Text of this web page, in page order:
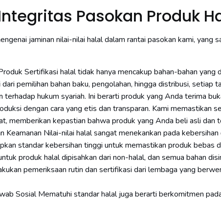
Pasokan Produk
jaminan nilai-nilai halal dalam rantai pasokan kami, yang
Sertifikasi halal tidak hanya mencakup bahan-bahan yang
pemilihan bahan baku, pengolahan, hingga distribusi, setiap
terhadap hukum syariah. Ini berarti produk yang Anda terima
dengan cara yang etis dan transparan. Kami memastikan
memberikan kepastian bahwa produk yang Anda beli asli dan
Keamanan Nilai-nilai halal sangat menekankan pada
standar kebersihan tinggi untuk memastikan produk bebas
produk halal dipisahkan dari non-halal, dan semua bahan
pemeriksaan rutin dan sertifikasi dari lembaga yang
Sosial Mematuhi standar halal juga berarti berkomitmen